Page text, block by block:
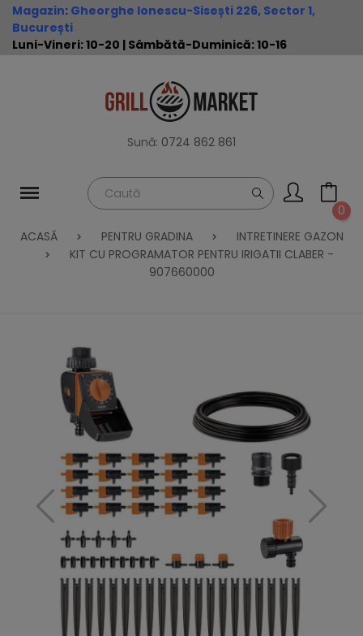
Magazin: Gheorghe Ionescu-Sisești 226, Sector 1,
București
Luni-Vineri: 10-20 | Sâmbătă-Duminică: 10-16
Sună: 0724 862 861
0
ACASĂ
PENTRU GRADINA
INTRETINERE GAZON
KIT CU PROGRAMATOR PENTRU IRIGATII CLABER -
907660000